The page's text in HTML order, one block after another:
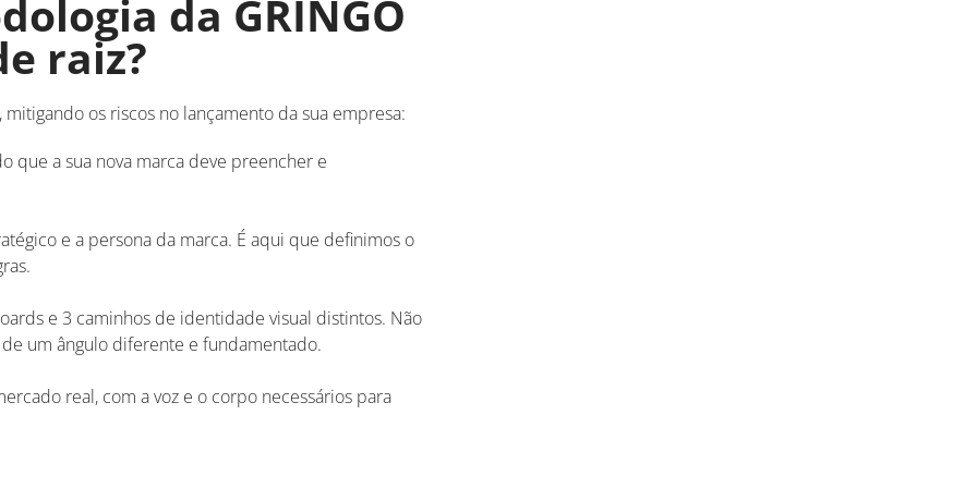
da GRINGO
raiz?
os riscos no lançamento da sua empresa:
que a sua nova marca deve preencher e
e a persona da marca. É aqui que definimos o
.
e 3 caminhos de identidade visual distintos. Não
um ângulo diferente e fundamentado.
real, com a voz e o corpo necessários para